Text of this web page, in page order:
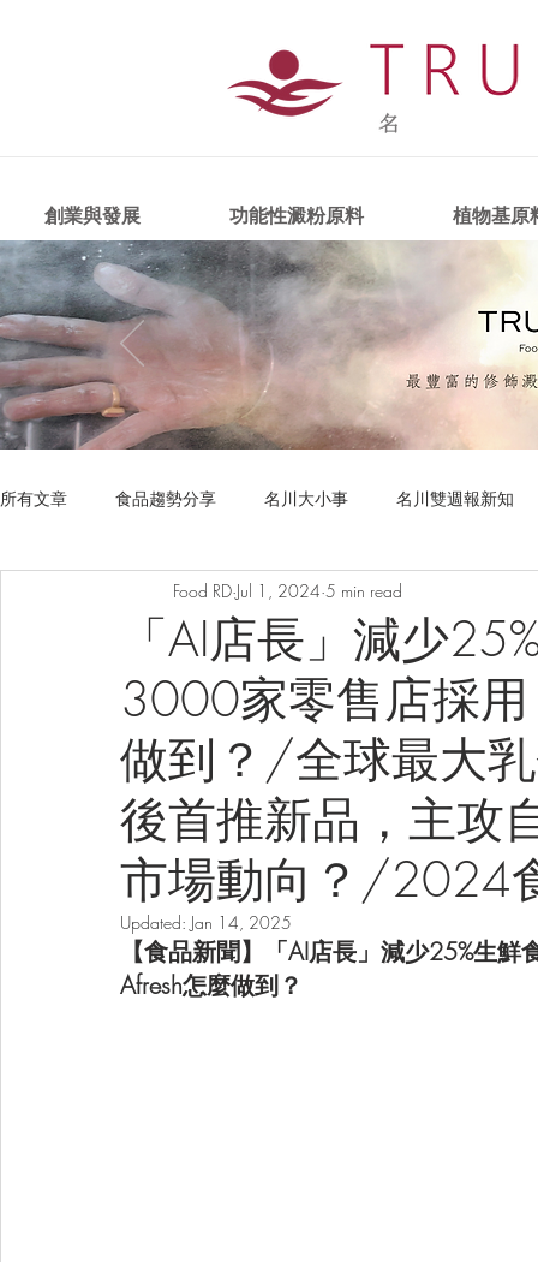
創業與發展 功能性澱粉原料 植物基原
所有文章 食品趨勢分享 名川大小事 名川雙週報新知
「AI店長」減少
3000家零售店採用
做到？/全球最大乳
後首推新品，主攻
市場動向？/2024
Food RD Jul 1, 2024 5 min read
Updated: Jan 14, 2025
【食品新聞】「AI店長」減少25%生
Afresh怎麼做到？